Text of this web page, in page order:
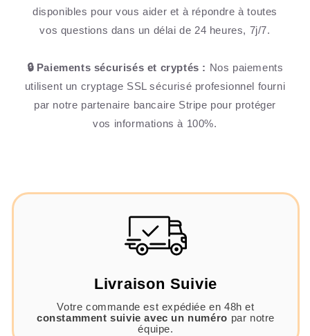
disponibles pour vous aider et à répondre à toutes
vos questions dans un délai de 24 heures, 7j/7.
🔒 Paiements sécurisés et cryptés : Nos paiements
utilisent un cryptage SSL sécurisé profesionnel fourni
par notre partenaire bancaire Stripe pour protéger
vos informations à 100%.
Livraison Suivie
Votre commande est expédiée en 48h et
constamment suivie avec un numéro par notre
équipe.